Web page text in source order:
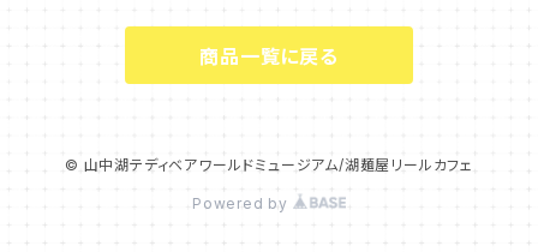
商品一覧に戻る
© 山中湖テディベアワールドミュージアム/湖麺屋リールカフェ
Powered by